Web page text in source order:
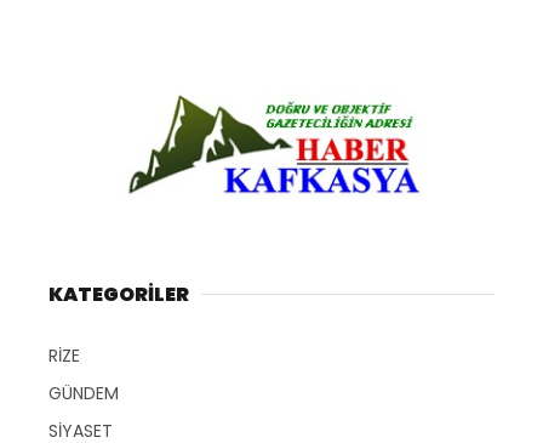
KATEGORİLER
RİZE
GÜNDEM
SİYASET